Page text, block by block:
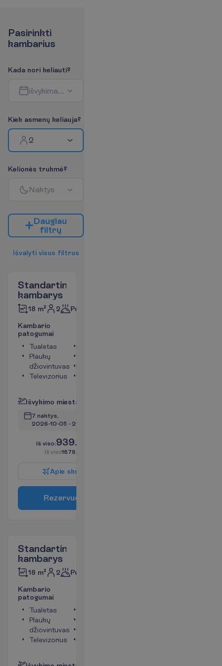
Pasirinkti
kambarius
Kada nori keliauti?
išvykimas g
Kiek asmenų keliauja?
2
Kelionės trukmė?
Naktys
Daugiau
filtrų
Išvalyti visus filtrus
Standartinis
kambarys
18 m² 2 Pusryčiai
Kambario
patogumai
Tualetas
Plaukų
džiovintuvas
Televizorius
Išvykimo miesta
7 naktys,
2026-10-05 - 2026-10-12
Iš viso:939.00
Iš viso1878.00
Apie skr
Rezervuo
Standartinis
kambarys
18 m² 2 Pusryčiai
Kambario
patogumai
Tualetas
Plaukų
džiovintuvas
Televizorius